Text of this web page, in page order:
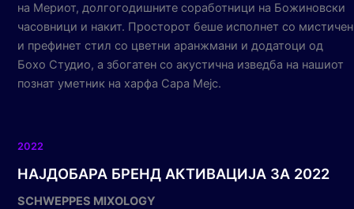
на Мериот, долгогодишните соработници на Божиновски
часовници и накит. Просторот беше исполнет со мистичен
и префинет стил со цветни аранжмани и додатоци од
Бохо Студио, а збогатен со акустична изведба на нашиот
познат уметник на харфа Сара Мејс.
2022
НАЈДОБАРА БРЕНД АКТИВАЦИЈА ЗА 2022
SCHWEPPES MIXOLOGY